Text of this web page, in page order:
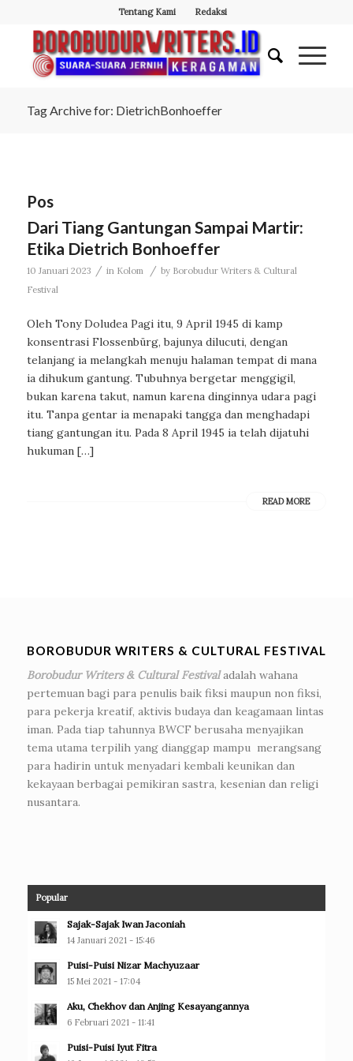
Tentang Kami Redaksi
Tag Archive for: DietrichBonhoeffer
Pos
Dari Tiang Gantungan Sampai Martir:
Etika Dietrich Bonhoeffer
10 Januari 2023 / in Kolom / by Borobudur Writers & Cultural
Festival
Oleh Tony Doludea Pagi itu, 9 April 1945 di kamp
konsentrasi Flossenbürg, bajunya dilucuti, dengan
telanjang ia melangkah menuju halaman tempat di mana
ia dihukum gantung. Tubuhnya bergetar menggigil,
bukan karena takut, namun karena dinginnya udara pagi
itu. Tanpa gentar ia menapaki tangga dan menghadapi
tiang gantungan itu. Pada 8 April 1945 ia telah dijatuhi
hukuman […]
READ MORE
BOROBUDUR WRITERS & CULTURAL FESTIVAL
Borobudur Writers & Cultural Festivaladalah wahana
pertemuan bagi para penulis baik fiksi maupun non fiksi,
para pekerja kreatif, aktivis budaya dan keagamaan lintas
iman. Pada tiap tahunnya BWCF berusaha menyajikan
tema utama terpilih yang dianggap mampu merangsang
para hadirin untuk menyadari kembali keunikan dan
kekayaan berbagai pemikiran sastra, kesenian dan religi
nusantara.
Popular
Sajak-Sajak Iwan Jaconiah
14 Januari 2021 - 15:46
Puisi-Puisi Nizar Machyuzaar
15 Mei 2021 - 17:04
Aku, Chekhov dan Anjing Kesayangannya
6 Februari 2021 - 11:41
Puisi-Puisi Iyut Fitra